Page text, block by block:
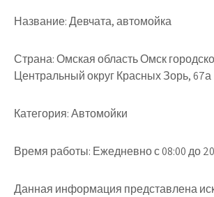
Название:Девчата, автомойка
Страна:Омская область Омск
Центральный округ Красных Зорь, 67а
Категория:Автомойки
Время работы: Ежедневно с 08:00 до
Данная информация представлена